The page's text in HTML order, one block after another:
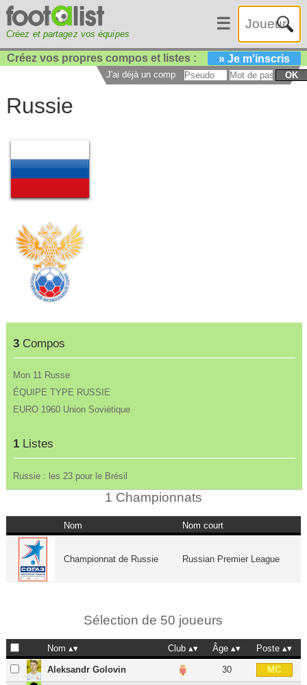
Créez et partagez vos équipes
☰
Créez vos propres compos et listes : » Je m'inscris
J'ai déjà un compte : OK
Russie
3Compos
Mon 11 Russe
ÉQUIPE TYPE RUSSIE
EURO 1960 Union Soviétique
1Listes
Russie : les 23 pour le Brésil
1 Championnats
Nom Nom court
Championnat de Russie Russian Premier League
Sélection de 50 joueurs
Nom Club Âge Poste
Aleksandr Golovin 30 MC